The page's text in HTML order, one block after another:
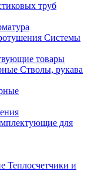
труб
Системы
товары
Стволы, рукава
для
Теплосчетчики и